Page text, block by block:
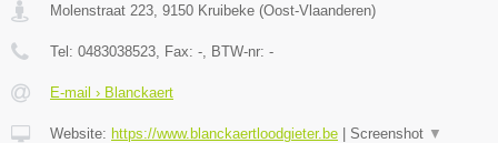
Molenstraat 223 9150 Kruibeke (Oost-Vlaanderen)
Tel: 0483038523 , Fax: - , BTW-nr: -
E-mail › Blanckaert
Website: https://www.blanckaertloodgieter.be Screenshot ▼